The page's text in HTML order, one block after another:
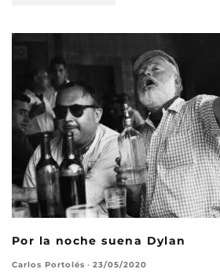
Por la noche suena Dylan
Carlos Portolés · 23/05/2020